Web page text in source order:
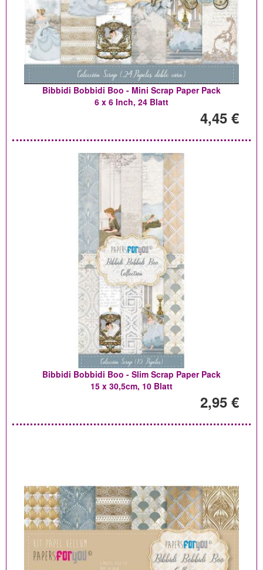
Bibbidi Bobbidi Boo - Mini Scrap Paper Pack
6 x 6 Inch, 24 Blatt
4,45 €
Bibbidi Bobbidi Boo - Slim Scrap Paper Pack
15 x 30,5cm, 10 Blatt
2,95 €